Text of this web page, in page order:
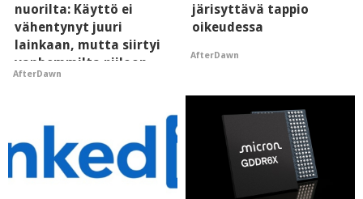
nuorilta: Käyttö ei
vähentynyt juuri
lainkaan, mutta siirtyi
vanhemmilta piiloon
AfterDawn
järisyttävä tappio
oikeudessa
AfterDawn